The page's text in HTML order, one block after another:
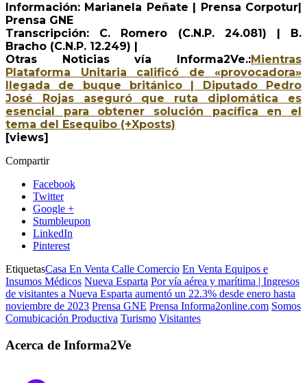
Información: Marianela Peñate | Prensa Corpotur|
Prensa GNE
Transcripción: C. Romero (C.N.P. 24.081) | B.
Bracho (C.N.P. 12.249) |
Otras Noticias vía Informa2Ve.:Mientras
Plataforma Unitaria calificó de «provocadora»
llegada de buque británico | Diputado Pedro
José Rojas aseguró que ruta diplomática es
esencial para obtener solución pacífica en el
tema del Esequibo (+Xposts)
[views]
Compartir
Facebook
Twitter
Google +
Stumbleupon
LinkedIn
Pinterest
EtiquetasCasa En Venta Calle Comercio En Venta Equipos e
Insumos Médicos Nueva Esparta Por vía aérea y marítima | Ingresos
de visitantes a Nueva Esparta aumentó un 22.3% desde enero hasta
noviembre de 2023 Prensa GNE Prensa Informa2online.com Somos
Comubicación Productiva Turismo Visitantes
Acerca de Informa2Ve